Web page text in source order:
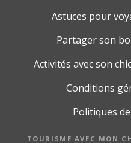
Astuces pour
Partager son
Activités avec son
Conditions
Politiques
TOURISME AVEC MON